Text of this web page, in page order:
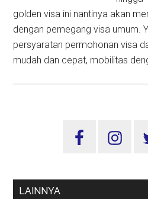
golden visa ini nantinya akan
dengan pemegang visa umum.
persyaratan permohonan visa
mudah dan cepat, mobilitas
Sidebar
LAINNYA